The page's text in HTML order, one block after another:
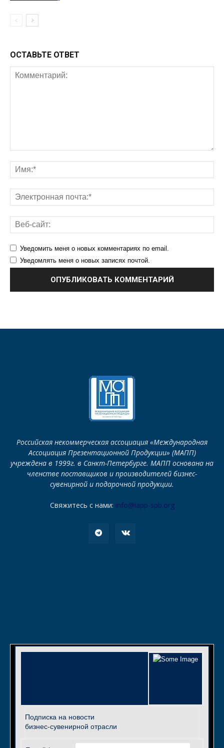
ОСТАВЬТЕ ОТВЕТ
Уведомить меня о новых комментариях по email.
Уведомлять меня о новых записях почтой.
Российская некоммерческая ассоциация «Международная
Ассоциация Презентационной Продукции» (МАПП)
учреждена в 1999г. в Санкт-Петербурге. МАПП основана на
членстве поставщиков и производителей бизнес-
сувенирной и подарочной продукции.
Свяжитесь с нами: info@iapp-spb.org
Подписка на новости
бизнес-сувенирной отрасли